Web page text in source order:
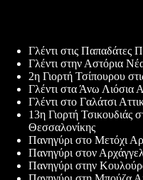
Γλέντι στις Παπαδάτες
Γλέντι στην Αστόρια
2η Γιορτή Τσίπουρου
Γλέντι στα Άνω Λιόσια
Γλέντι στο Γαλάτσι
13η Γιορτή Τσικουδιάς
Θεσσαλονίκης
Πανηγύρι στο Μετόχι
Πανηγύρι στον
Πανηγύρι στην